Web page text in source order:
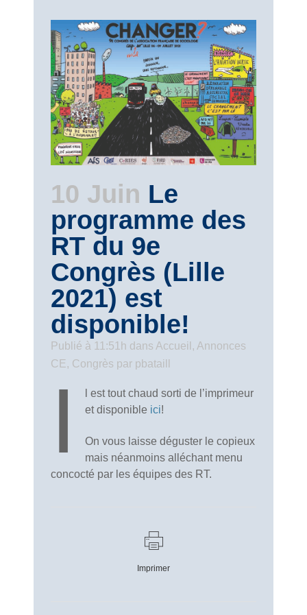
10 Juin Le
programme des
RT du 9e
Congrès (Lille
2021) est
disponible!
Publié à 11:51h dans Accueil , Annonces
CE, Congrès par pbataill
I
l est tout chaud sorti de l’imprimeur
et disponible ici!
On vous laisse déguster le copieux
mais néanmoins alléchant menu
concocté par les équipes des RT.
Imprimer